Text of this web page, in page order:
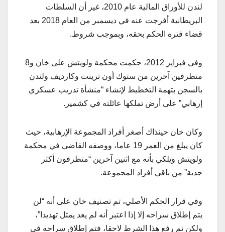
لندن للأوراق المالية عام 2010، غير أن السلطات
البريطانية أفرجت عنه في ديسمبر من العام 2018 بعد
قضاء فترة الحكم بحقه، وبموجب شروط.
وفي فبراير 2012، حكمت محكمة ولويتش على خان و8
متطرفين آخرين من ستوك أون ترينت وكارديف ولندن
بالسجن بتهمة التخطيط لإنشاء “منشأة تدريب عسكري
إرهابي” على أرض تملكها عائلته في كشمير.
وكان خان حينذاك أصغر أفراد المجموعة الإرهابية، حيث
كان يبلغ من العمر 19 عاما، ووصفه القاضي في محكمة
ولويتش ويلكي بأنه مع اثنين آخرين “متطرفون أكثر
جدية” من باقي أفراد المجموعة.
وفي قرار الحكم الأصلي، تم تصنيف خان على أنه “لن
يتم إطلاق سراحه إلا إذا اعتبر أنه لم يعد يمثل تهديدا”،
ولكن تم رفع هذا الشرط لاحقا، فتم إطلاق سراحه في